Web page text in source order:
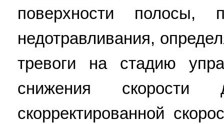
поверхности
недотравливания,
тревоги на стадию
снижения
скорректированной